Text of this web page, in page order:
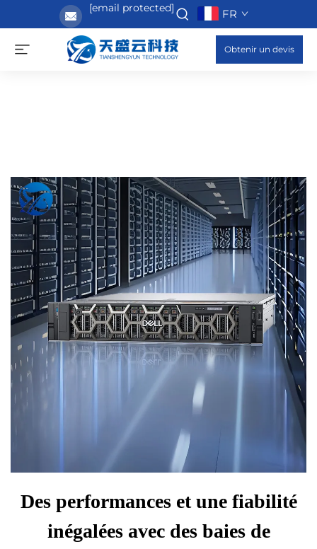
[email protected] FR
Obtenir un devis
Des performances et une fiabilité
inégalées avec des baies de